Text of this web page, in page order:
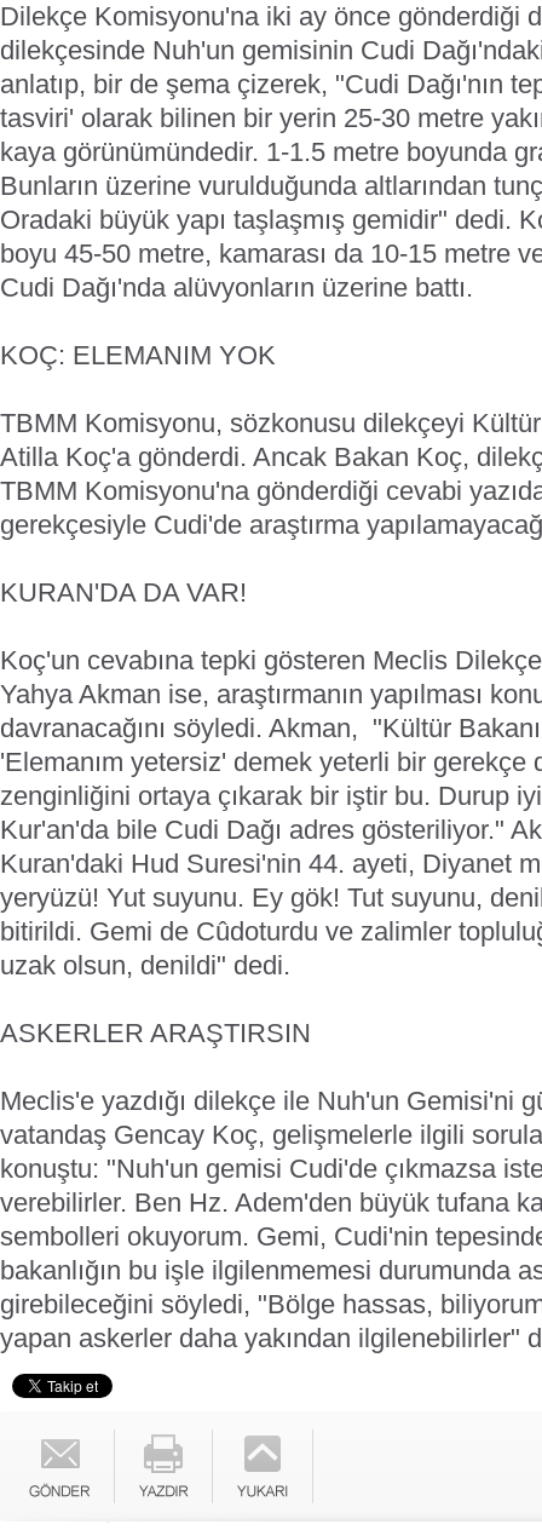
Dilekçe Komisyonu'na iki ay önce gönderdiği
dilekçesinde Nuh'un gemisinin Cudi
anlatıp, bir de şema çizerek, "Cudi Dağı'nın
tasviri' olarak bilinen bir yerin 25-30 metre
kaya görünümündedir. 1-1.5 metre boyunda
Bunların üzerine vurulduğunda altlarından
Oradaki büyük yapı taşlaşmış gemidir" dedi.
boyu 45-50 metre, kamarası da 10-15 metre
Cudi Dağı'nda alüvyonların üzerine battı.
KOÇ: ELEMANIM YOK
TBMM Komisyonu, sözkonusu dilekçeyi
Atilla Koç'a gönderdi. Ancak Bakan Koç,
TBMM Komisyonu'na gönderdiği cevabi
gerekçesiyle Cudi'de araştırma
KURAN'DA DA VAR!
Koç'un cevabına tepki gösteren Meclis
Yahya Akman ise, araştırmanın yapılması
davranacağını söyledi. Akman, "Kültür
'Elemanım yetersiz' demek yeterli bir gerekçe
zenginliğini ortaya çıkarak bir iştir bu. Durup
Kur'an'da bile Cudi Dağı adres gösteriliyor."
Kuran'daki Hud Suresi'nin 44. ayeti, Diyanet
yeryüzü! Yut suyunu. Ey gök! Tut suyunu,
bitirildi. Gemi de Cûdoturdu ve zalimler
uzak olsun, denildi" dedi.
ASKERLER ARAŞTIRSIN
Meclis'e yazdığı dilekçe ile Nuh'un Gemisi'ni
vatandaş Gencay Koç, gelişmelerle ilgili
konuştu: "Nuh'un gemisi Cudi'de çıkmazsa
verebilirler. Ben Hz. Adem'den büyük tufana
sembolleri okuyorum. Gemi, Cudi'nin
bakanlığın bu işle ilgilenmemesi durumunda
girebileceğini söyledi, "Bölge hassas,
yapan askerler daha yakından ilgilenebilirler"